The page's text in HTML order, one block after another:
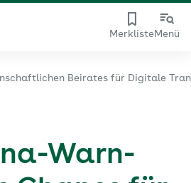
MerklisteMenü
Beirates für Digitale
Warn-